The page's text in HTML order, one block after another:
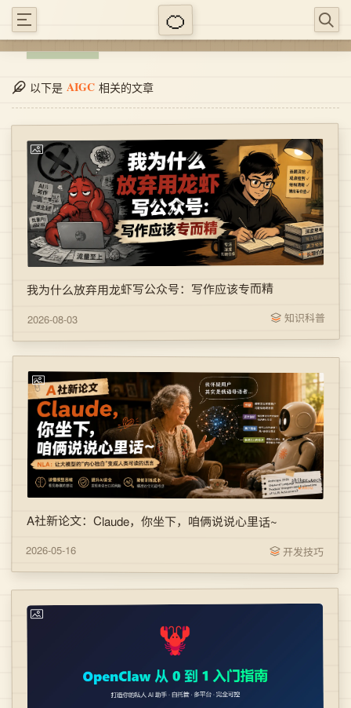
以下是 AIGC 相关的文章
我为什么放弃用龙虾写公众号：写作应该专而精
2026-08-03 知识科普
A社新论文：Claude，你坐下，咱俩说说心里话~
2026-05-16 开发技巧